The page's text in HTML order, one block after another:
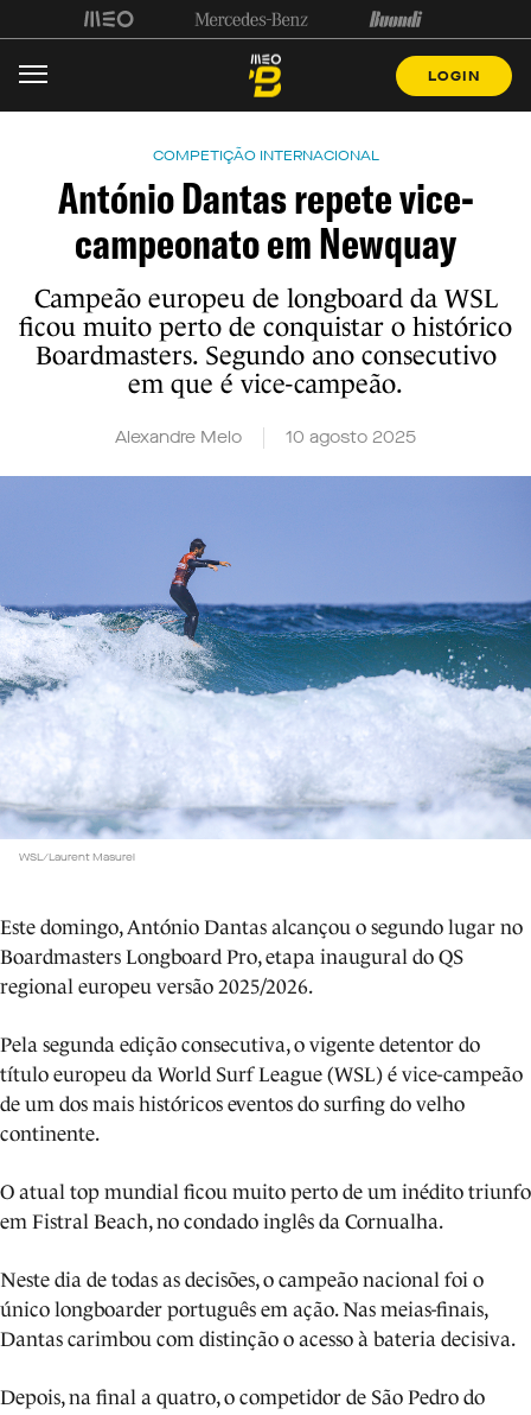
LOGIN
COMPETIÇÃO INTERNACIONAL
António Dantas repete vice-
campeonato em Newquay
Campeão europeu de longboard da WSL
ficou muito perto de conquistar o histórico
Boardmasters. Segundo ano consecutivo
em que é vice-campeão.
Alexandre Melo 10 agosto 2025
WSL/Laurent Masurel
Este domingo, António Dantas alcançou o segundo lugar no
Boardmasters Longboard Pro, etapa inaugural do QS
regional europeu versão 2025/2026.
Pela segunda edição consecutiva, o vigente detentor do
título europeu da World Surf League (WSL) é vice-campeão
de um dos mais históricos eventos do surfing do velho
continente.
O atual top mundial ficou muito perto de um inédito triunfo
em Fistral Beach, no condado inglês da Cornualha.
Neste dia de todas as decisões, o campeão nacional foi o
único longboarder português em ação. Nas meias-finais,
Dantas carimbou com distinção o acesso à bateria decisiva.
Depois, na final a quatro, o competidor de São Pedro do